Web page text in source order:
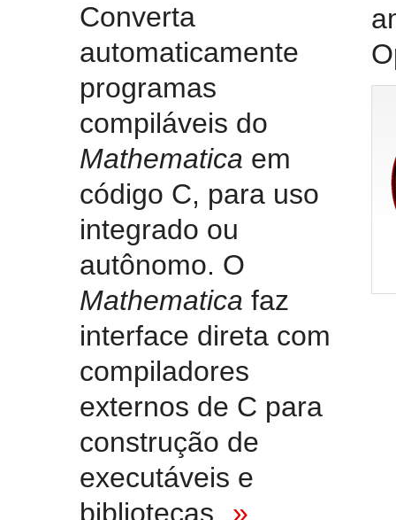
Converta
automaticamente
programas
compiláveis do
Mathematica em
código C, para uso
integrado ou
autônomo. O
Mathematica faz
interface direta com
compiladores
externos de C para
construção de
executáveis e
bibliotecas.
»